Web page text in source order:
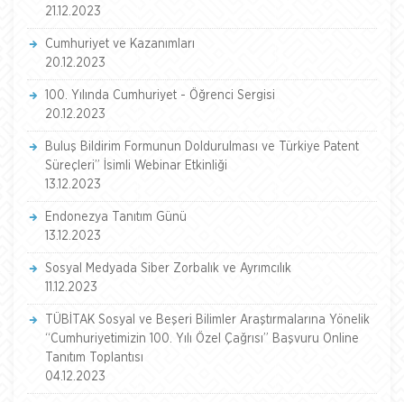
21.12.2023
Cumhuriyet ve Kazanımları
20.12.2023
100. Yılında Cumhuriyet - Öğrenci Sergisi
20.12.2023
Buluş Bildirim Formunun Doldurulması ve Türkiye Patent
Süreçleri” İsimli Webinar Etkinliği
13.12.2023
Endonezya Tanıtım Günü
13.12.2023
Sosyal Medyada Siber Zorbalık ve Ayrımcılık
11.12.2023
TÜBİTAK Sosyal ve Beşeri Bilimler Araştırmalarına Yönelik
“Cumhuriyetimizin 100. Yılı Özel Çağrısı” Başvuru Online
Tanıtım Toplantısı
04.12.2023